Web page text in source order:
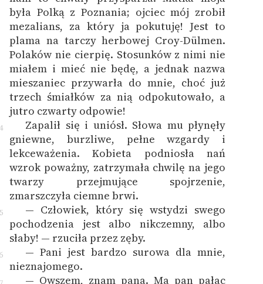
była Polką z Poznania; ojciec mój zrobił
mezalians, za który ja pokutuję! Jest to
plama na tarczy herbowej Croy-Dülmen.
Polaków nie cierpię. Stosunków z nimi nie
miałem i mieć nie będę, a jednak nazwa
mieszaniec przywarła do mnie, choć już
trzech śmiałków za nią odpokutowało, a
jutro czwarty odpowie!
Zapalił się i uniósł. Słowa mu płynęły
gniewne, burzliwe, pełne wzgardy i
lekceważenia. Kobieta podniosła nań
wzrok poważny, zatrzymała chwilę na jego
twarzy przejmujące spojrzenie,
zmarszczyła ciemne brwi.
— Człowiek, który się wstydzi swego
pochodzenia jest albo nikczemny, albo
słaby! — rzuciła przez zęby.
— Pani jest bardzo surowa dla mnie,
nieznajomego.
— Owszem, znam pana. Ma pan pałac